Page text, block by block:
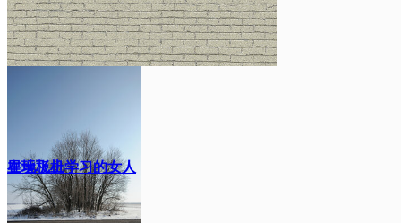
里玩飞机
在地板上学习的女人